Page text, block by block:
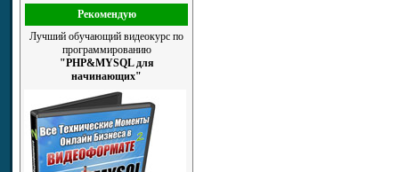
Рекомендую
Лучший обучающий видеокурс по
программированию
"PHP&MYSQL для
начинающих"